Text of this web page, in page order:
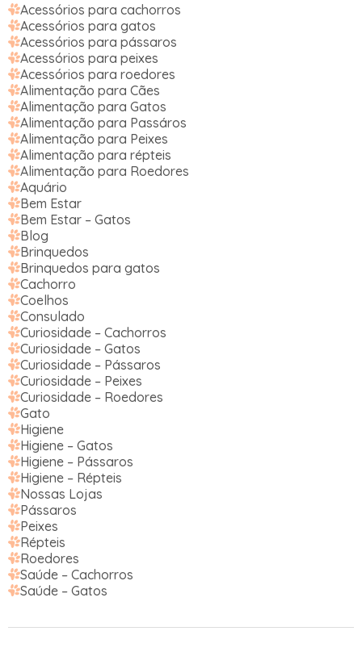
Acessórios para cachorros
Acessórios para gatos
Acessórios para pássaros
Acessórios para peixes
Acessórios para roedores
Alimentação para Cães
Alimentação para Gatos
Alimentação para Passáros
Alimentação para Peixes
Alimentação para répteis
Alimentação para Roedores
Aquário
Bem Estar
Bem Estar – Gatos
Blog
Brinquedos
Brinquedos para gatos
Cachorro
Coelhos
Consulado
Curiosidade – Cachorros
Curiosidade – Gatos
Curiosidade – Pássaros
Curiosidade – Peixes
Curiosidade – Roedores
Gato
Higiene
Higiene – Gatos
Higiene – Pássaros
Higiene – Répteis
Nossas Lojas
Pássaros
Peixes
Répteis
Roedores
Saúde – Cachorros
Saúde – Gatos